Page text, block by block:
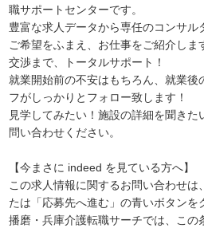
職サポートセンターです。
豊富な求人データから専任のコンサ
ご希望をふまえ、お仕事をご紹介し
交渉まで、トータルサポート！
就業開始前の不安はもちろん、就業後
フがしっかりとフォロー致します！
見学してみたい！施設の詳細を聞き
問い合わせください。
【今まさに indeed を見ている方へ】
この求人情報に関するお問い合わせは
たは「応募先へ進む」の青いボタンを
播磨・兵庫介護転職サーチでは、この